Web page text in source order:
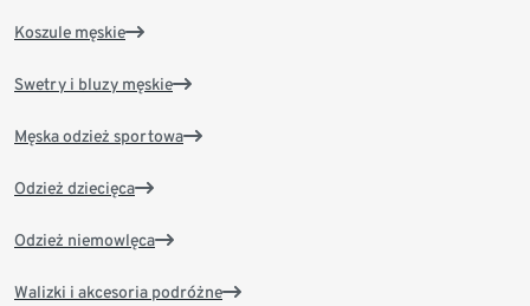
Koszule męskie
Swetry i bluzy męskie
Męska odzież sportowa
Odzież dziecięca
Odzież niemowlęca
Walizki i akcesoria podróżne